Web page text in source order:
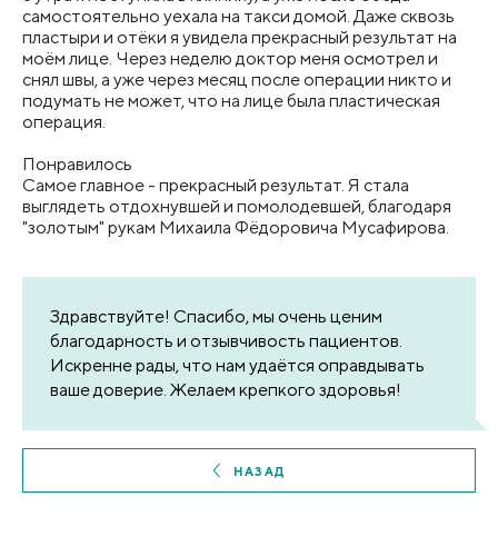
самостоятельно уехала на такси домой. Даже сквозь
пластыри и отёки я увидела прекрасный результат на
моём лице. Через неделю доктор меня осмотрел и
снял швы, а уже через месяц после операции никто и
подумать не может, что на лице была пластическая
операция.
Понравилось
Самое главное - прекрасный результат. Я стала
выглядеть отдохнувшей и помолодевшей, благодаря
"золотым" рукам Михаила Фёдоровича Мусафирова.
Здравствуйте! Спасибо, мы очень ценим
благодарность и отзывчивость пациентов.
Искренне рады, что нам удаётся оправдывать
ваше доверие. Желаем крепкого здоровья!
НАЗАД